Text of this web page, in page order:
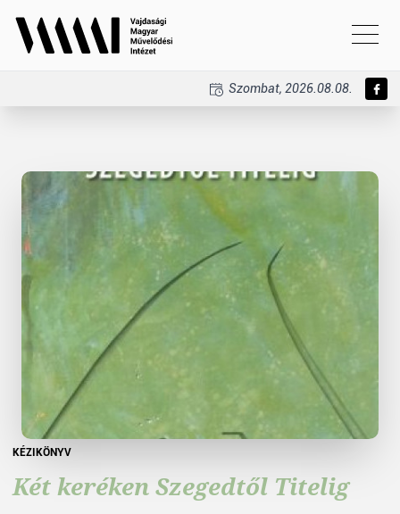
Szombat, 2026.08.08.
KÉZIKÖNYV
Két keréken Szegedtől Titelig